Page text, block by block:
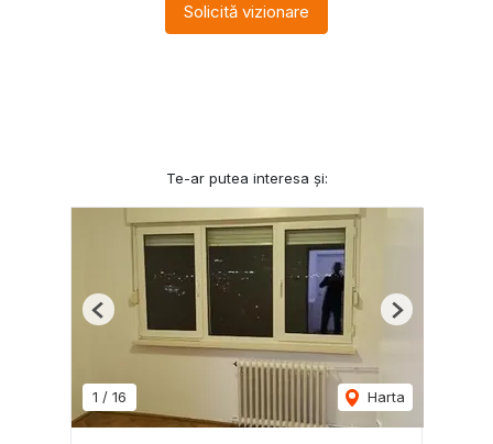
Solicită vizionare
Te-ar putea interesa și:
1 / 16 Harta
Previous Next